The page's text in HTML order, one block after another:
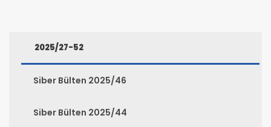
2025/27-52
Siber Bülten 2025/46
Siber Bülten 2025/44